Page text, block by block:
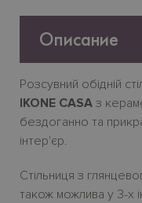
Описание
Розсувний обідній
IKONE CASA з
бездоганно та
інтер'єр.
Стільниця з
також можлива у 3-х